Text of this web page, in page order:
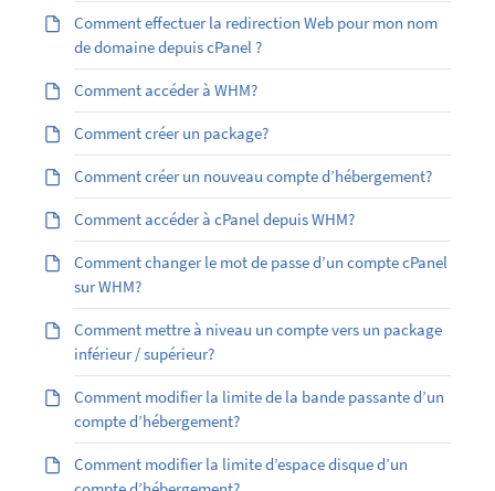
Comment effectuer la redirection Web pour mon nom
de domaine depuis cPanel ?
Comment accéder à WHM?
Comment créer un package?
Comment créer un nouveau compte d’hébergement?
Comment accéder à cPanel depuis WHM?
Comment changer le mot de passe d’un compte cPanel
sur WHM?
Comment mettre à niveau un compte vers un package
inférieur / supérieur?
Comment modifier la limite de la bande passante d’un
compte d’hébergement?
Comment modifier la limite d’espace disque d’un